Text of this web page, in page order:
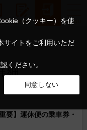
（クッキー）を使
サイトをご利用いただ
ください。
同意しない
細
重要】運休便の乗車券・